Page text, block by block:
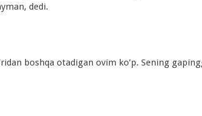
dedi.
boshqa otadigan ovim ko’p. Sening